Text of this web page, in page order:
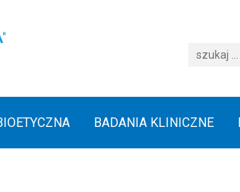
BADANIA KLINICZNE